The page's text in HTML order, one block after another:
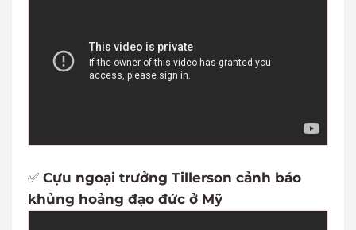
✅ Cựu ngoại trưởng Tillerson cảnh báo
khủng hoảng đạo đức ở Mỹ